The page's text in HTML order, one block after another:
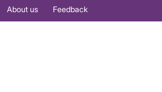
About us Feedback